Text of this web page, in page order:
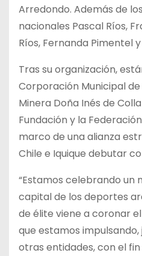
Arredondo. Además de
nacionales Pascal Ríos,
Ríos, Fernanda Pimentel
Tras su organización,
Corporación Municipal
Minera Doña Inés de
Fundación y la
marco de una alianza
Chile e Iquique debutar
“Estamos celebrando un
capital de los deportes
de élite viene a coronar
que estamos
otras entidades, con el